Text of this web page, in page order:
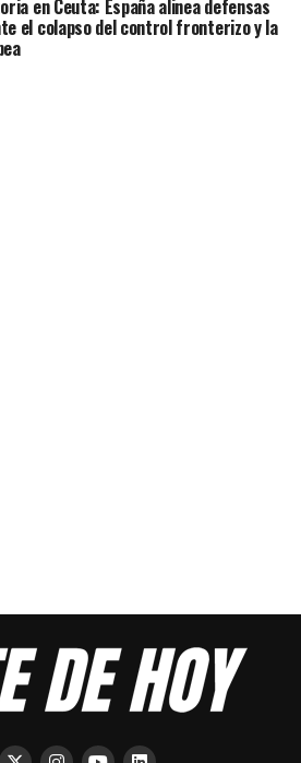
en Ceuta: España alinea defensas
el colapso del control fronterizo y la